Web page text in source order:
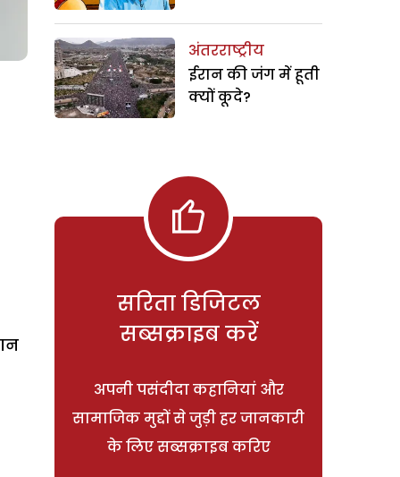
अंतरराष्ट्रीय
ईरान की जंग में हूती
क्यों कूदे?
सरिता डिजिटल
सब्सक्राइब करें
अपनी पसंदीदा कहानियां और
सामाजिक मुद्दों से जुड़ी हर जानकारी
के लिए सब्सक्राइब करिए